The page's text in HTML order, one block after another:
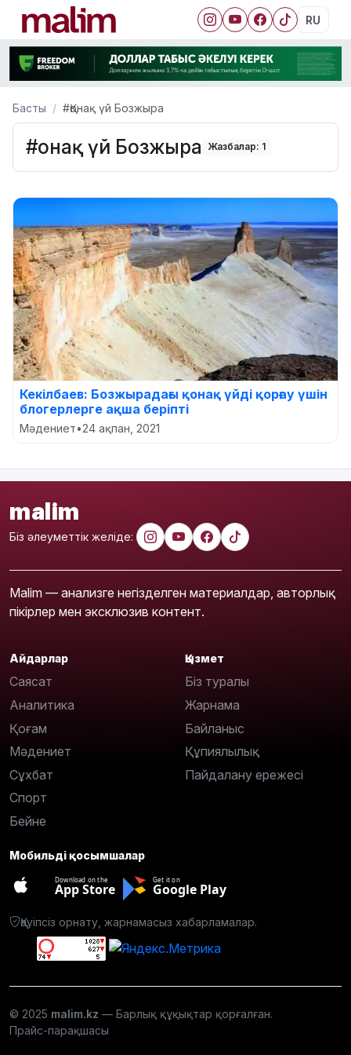
RU
Басты #Қонақ үй Бозжыра
#Қонақ үй Бозжыра Жазбалар: 1
Кекілбаев: Бозжырадағы қонақ үйді қорғау үшін
блогерлерге ақша беріпті
Мәдениет•24 ақпан, 2021
malim
Біз әлеуметтік желіде:
Malim — анализге негізделген материалдар, авторлық
пікірлер мен эксклюзив контент.
Айдарлар
Саясат
Аналитика
Қоғам
Мәдениет
Сұхбат
Спорт
Бейне
Қызмет
Біз туралы
Жарнама
Байланыс
Құпиялылық
Пайдалану ережесі
Мобильді қосымшалар
Download on the
App Store
Get it on
Google Play
Қауіпсіз орнату, жарнамасыз хабарламалар.
© 2025 malim.kz — Барлық құқықтар қорғалған.
Прайс-парақшасы